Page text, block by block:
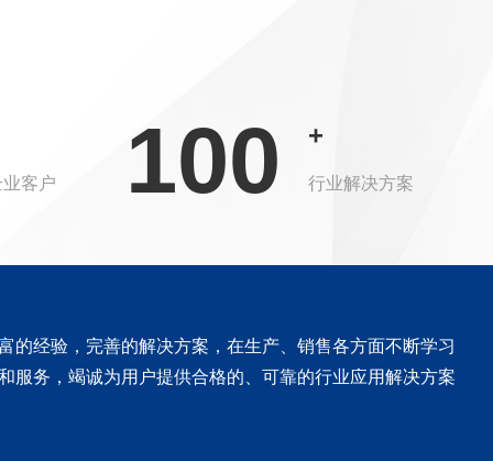
客户 100 +
行业解决方案
的经验，完善的解决方案，在生产、销售各方面不断学习
服务，竭诚为用户提供合格的、可靠的行业应用解决方案